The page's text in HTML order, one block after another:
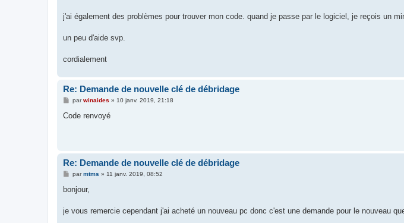
g
j'ai également des problèmes pour trouver mon code. quand je passe par le logiciel, je reçois un
un peu d'aide svp.
cordialement
Re: Demande de nouvelle clé de débridage
M
s
parwinaides » 10 janv. 2019, 21:18
Code renvoyé
Re: Demande de nouvelle clé de débridage
M
s
g
parmtms » 11 janv. 2019, 08:52
bonjour,
je vous remercie cependant j'ai acheté un nouveau pc donc c'est une demande pour le nouveau